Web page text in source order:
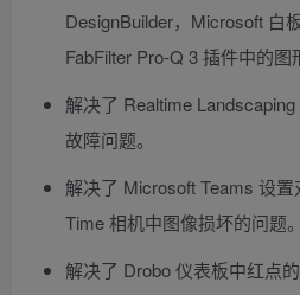
DesignBuilder，Microsoft 白
FabFilter Pro-Q 3 插件中的图
解决了 Realtime
故障问题。
解决了 Microsoft Teams 设
Time 相机中图像损坏的问题。
解决了 Drobo 仪表板中红点的